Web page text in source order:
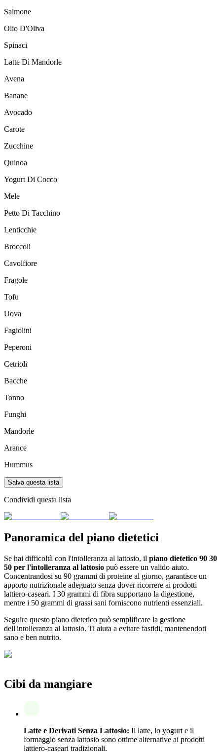
Salmone
Olio D'Oliva
Spinaci
Latte Di Mandorle
Avena
Banane
Avocado
Carote
Zucchine
Quinoa
Yogurt Di Cocco
Mele
Petto Di Tacchino
Lenticchie
Broccoli
Cavolfiore
Fragole
Tofu
Uova
Fagiolini
Peperoni
Cetrioli
Bacche
Tonno
Funghi
Mandorle
Arance
Hummus
Salva questa lista
Condividi questa lista
Panoramica del piano dietetici
Se hai difficoltà con l'intolleranza al lattosio, il piano dietetico 90 30
50 per l'intolleranza al lattosio può essere un valido aiuto.
Concentrandosi su 90 grammi di proteine al giorno, garantisce un
apporto nutrizionale adeguato senza dover ricorrere ai prodotti
lattiero-caseari. I 30 grammi di fibra supportano la digestione,
mentre i 50 grammi di grassi sani forniscono nutrienti essenziali.
Seguire questo piano dietetico può semplificare la gestione
dell'intolleranza al lattosio. Ti aiuta a evitare fastidi, mantenendoti
sano e ben nutrito.
Cibi da mangiare
Latte e Derivati Senza Lattosio: Il latte, lo yogurt e il
formaggio senza lattosio sono ottime alternative ai prodotti
lattiero-caseari tradizionali.